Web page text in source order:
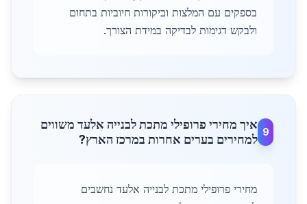
בספקים עם המלצות וביקורות חיוביות בתחום
ולבקש דגימות לבדיקה במידת הצורך.
9
איך מחירי פרופילי מתכת לבנייה אלעד משווים
למחירים בערים אחרות במרכז הארץ?
מחירי פרופילי מתכת לבנייה אלעד נחשבים